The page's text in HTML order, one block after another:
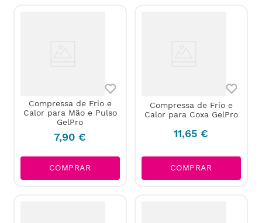
Compressa de Frio e
Calor para Mão e Pulso
GelPro
7,90 €
COMPRAR
Compressa de Frio e
Calor para Coxa GelPro
11,65 €
COMPRAR